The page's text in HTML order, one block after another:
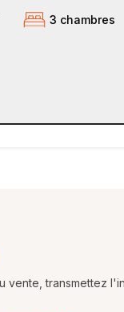
3 chambres
vente, transmettez